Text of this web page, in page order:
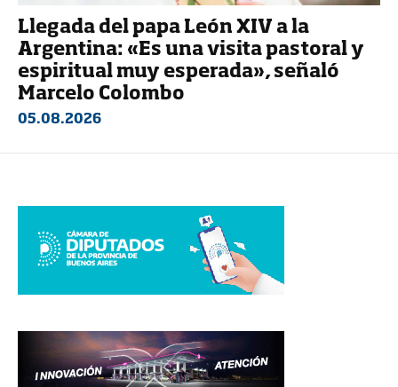
Llegada del papa León XIV a la
Argentina: «Es una visita pastoral y
espiritual muy esperada», señaló
Marcelo Colombo
05.08.2026